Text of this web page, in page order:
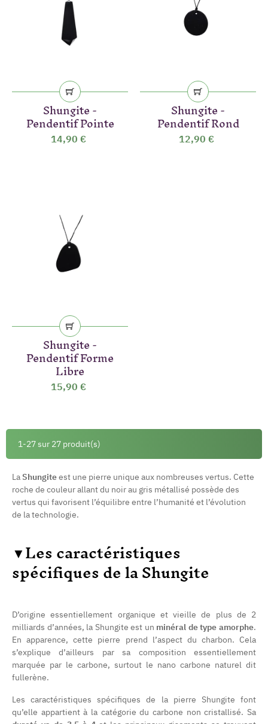
(35 avis)
Shungite -
Pendentif Pointe
14,90 €
Shungite -
Pendentif Rond
12,90 €
Shungite -
Pendentif Forme
Libre
15,90 €
1-27 sur 27 produit(s)
LaShungiteest une pierre unique aux nombreuses vertus. Cette
roche de couleur allant du noir au gris métallisé possède des
vertus qui favorisent l’équilibre entre l’humanité et l’évolution
de la technologie.
▼Les caractéristiques
spécifiques de la Shungite
D’origine essentiellement organique et vieille de plus de 2
milliards d’années, la Shungite est un minéral de type amorphe.
En apparence, cette pierre prend l’aspect du charbon. Cela
s’explique d’ailleurs par sa composition essentiellement
marquée par le carbone, surtout le nano carbone naturel dit
fullerène.
Les caractéristiques spécifiques de la pierre Shungite font
qu’elle appartient à la catégorie du carbone non cristallisé. Sa